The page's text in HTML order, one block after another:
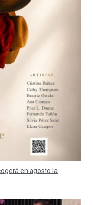
en agosto la